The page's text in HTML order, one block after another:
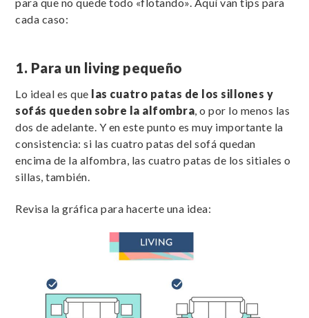
cada caso:
1. Para un living pequeño
Lo ideal es que las cuatro patas de los sillones y
sofás queden sobre la alfombra , o por lo menos las
dos de adelante. Y en este punto es muy importante la
consistencia: si las cuatro patas del sofá quedan
encima de la alfombra, las cuatro patas de los sitiales o
sillas, también.
Revisa la gráfica para hacerte una idea: